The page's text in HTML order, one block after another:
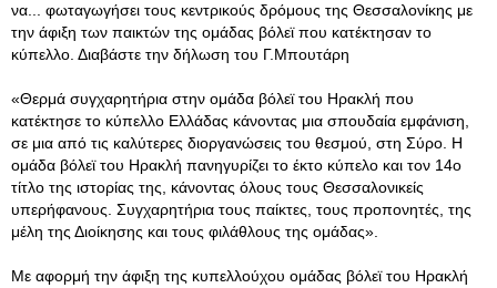
να... φωταγωγήσει τους κεντρικούς δρόμους της Θεσσαλονίκης με
την άφιξη των παικτών της ομάδας βόλεϊ που κατέκτησαν το
κύπελλο. Διαβάστε την δήλωση του Γ.Μπουτάρη
«Θερμά συγχαρητήρια στην ομάδα βόλεϊ του Ηρακλή που
κατέκτησε το κύπελλο Ελλάδας κάνοντας μια σπουδαία εμφάνιση,
σε μια από τις καλύτερες διοργανώσεις του θεσμού, στη Σύρο. Η
ομάδα βόλεϊ του Ηρακλή πανηγυρίζει το έκτο κύπελο και τον 14ο
τίτλο της ιστορίας της, κάνοντας όλους τους Θεσσαλονικείς
υπερήφανους. Συγχαρητήρια τους παίκτες, τους προπονητές, της
μέλη της Διοίκησης και τους φιλάθλους της ομάδας».
Με αφορμή την άφιξη της κυπελλούχου ομάδας βόλεϊ του Ηρακλή